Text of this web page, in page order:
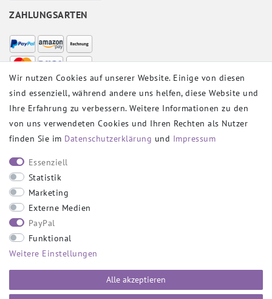
ZAHLUNGSARTEN
VERSANDPARTNER
SOCIAL
SICHER EINKAUFEN
Wir nutzen Cookies auf unserer Website. Einige von diesen
sind essenziell, während andere uns helfen, diese Website und
Ihre Erfahrung zu verbessern. Weitere Informationen zu den
von uns verwendeten Cookies und Ihren Rechten als Nutzer
finden Sie im Daten­schutz­erklärung und Impressum
Essenziell
Statistik
Marketing
Externe Medien
PayPal
Funktional
Weitere Einstellungen
Alle akzeptieren